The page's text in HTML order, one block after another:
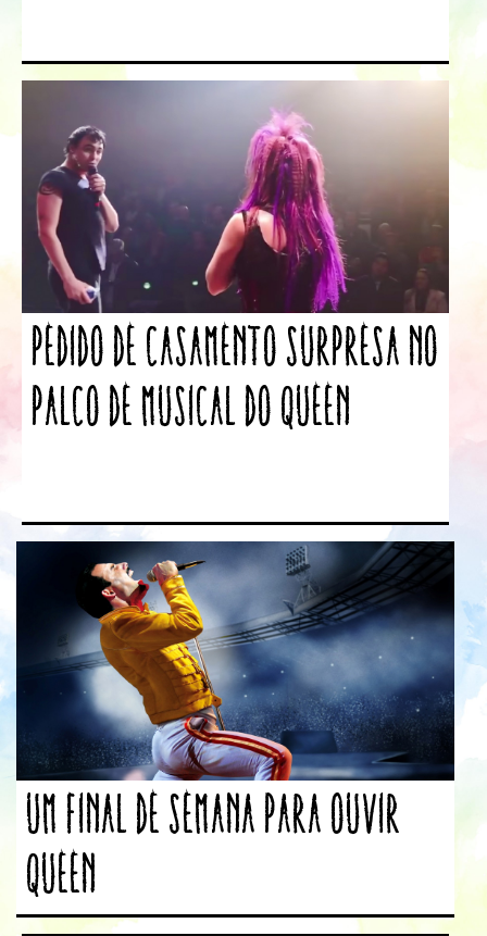
Pedido de casamento surpresa no
palco de musical do Queen
Um final de semana para ouvir
Queen